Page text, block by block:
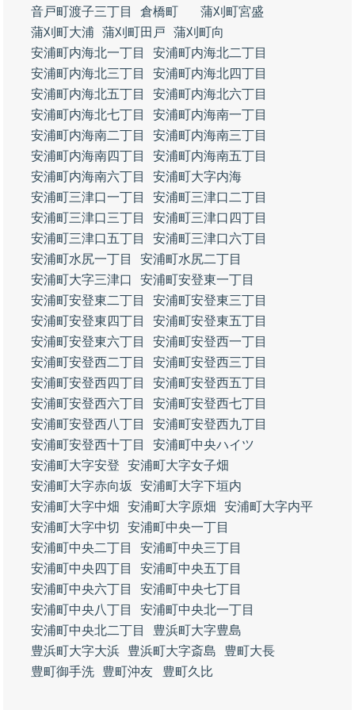
音戸町渡子三丁目
倉橋町
蒲刈町宮盛
蒲刈町大浦
蒲刈町田戸
蒲刈町向
安浦町内海北一丁目
安浦町内海北二丁目
安浦町内海北三丁目
安浦町内海北四丁目
安浦町内海北五丁目
安浦町内海北六丁目
安浦町内海北七丁目
安浦町内海南一丁目
安浦町内海南二丁目
安浦町内海南三丁目
安浦町内海南四丁目
安浦町内海南五丁目
安浦町内海南六丁目
安浦町大字内海
安浦町三津口一丁目
安浦町三津口二丁目
安浦町三津口三丁目
安浦町三津口四丁目
安浦町三津口五丁目
安浦町三津口六丁目
安浦町水尻一丁目
安浦町水尻二丁目
安浦町大字三津口
安浦町安登東一丁目
安浦町安登東二丁目
安浦町安登東三丁目
安浦町安登東四丁目
安浦町安登東五丁目
安浦町安登東六丁目
安浦町安登西一丁目
安浦町安登西二丁目
安浦町安登西三丁目
安浦町安登西四丁目
安浦町安登西五丁目
安浦町安登西六丁目
安浦町安登西七丁目
安浦町安登西八丁目
安浦町安登西九丁目
安浦町安登西十丁目
安浦町中央ハイツ
安浦町大字安登
安浦町大字女子畑
安浦町大字赤向坂
安浦町大字下垣内
安浦町大字中畑
安浦町大字原畑
安浦町大字内平
安浦町大字中切
安浦町中央一丁目
安浦町中央二丁目
安浦町中央三丁目
安浦町中央四丁目
安浦町中央五丁目
安浦町中央六丁目
安浦町中央七丁目
安浦町中央八丁目
安浦町中央北一丁目
安浦町中央北二丁目
豊浜町大字豊島
豊浜町大字大浜
豊浜町大字斎島
豊町大長
豊町御手洗
豊町沖友 豊町久比